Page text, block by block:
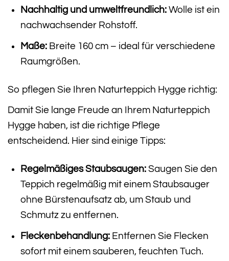
Nachhaltig und umweltfreundlich:Wolle ist ein
nachwachsender Rohstoff.
Maße:Breite 160 cm – ideal für verschiedene
Raumgrößen.
So pflegen Sie Ihren Naturteppich Hygge richtig:
Damit Sie lange Freude an Ihrem Naturteppich
Hygge haben, ist die richtige Pflege
entscheidend. Hier sind einige Tipps:
Regelmäßiges Staubsaugen:Saugen Sie den
Teppich regelmäßig mit einem Staubsauger
ohne Bürstenaufsatz ab, um Staub und
Schmutz zu entfernen.
Fleckenbehandlung:Entfernen Sie Flecken
sofort mit einem sauberen, feuchten Tuch.